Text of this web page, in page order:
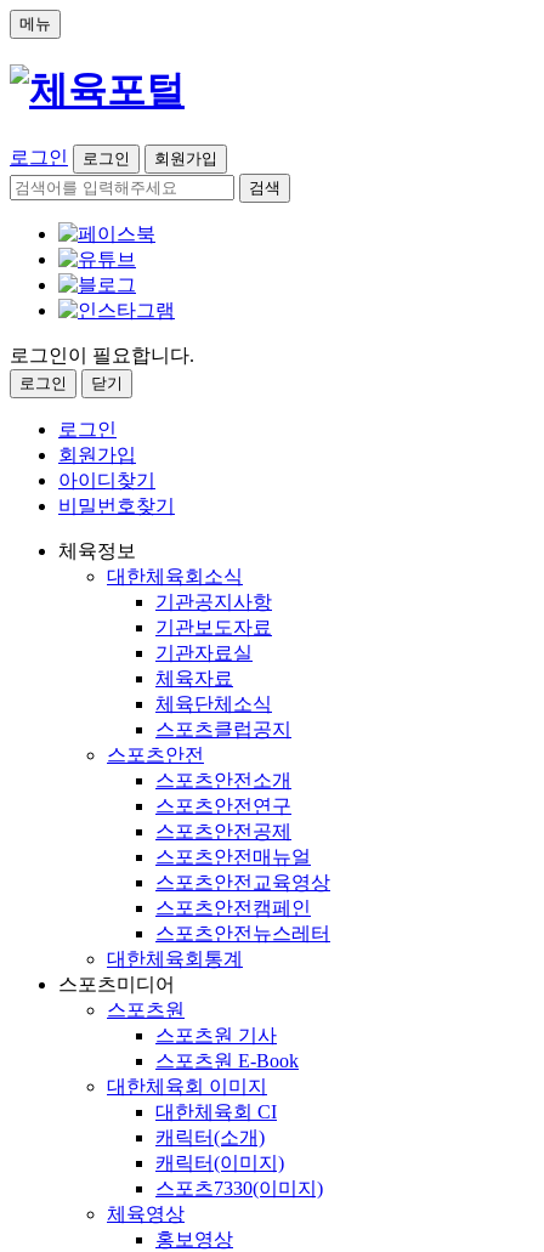
메뉴
로그인 로그인
회원가입
검색
로그인이 필요합니다.
로그인 닫기
로그인
회원가입
아이디찾기
비밀번호찾기
체육정보
대한체육회소식
기관공지사항
기관보도자료
기관자료실
체육자료
체육단체소식
스포츠클럽공지
스포츠안전
스포츠안전소개
스포츠안전연구
스포츠안전공제
스포츠안전매뉴얼
스포츠안전교육영상
스포츠안전캠페인
스포츠안전뉴스레터
대한체육회통계
스포츠미디어
스포츠원
스포츠원 기사
스포츠원 E-Book
대한체육회 이미지
대한체육회 CI
캐릭터(소개)
캐릭터(이미지)
스포츠7330(이미지)
체육영상
홍보영상